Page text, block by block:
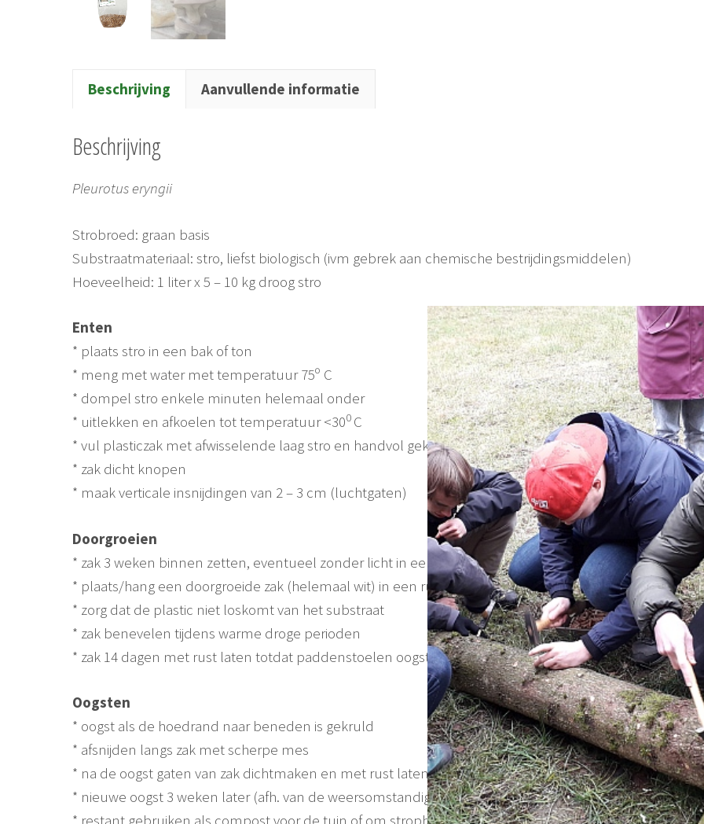
Beschrijving Aanvullende informatie
Beschrijving
Pleurotus eryngii
Strobroed: graan basis
Substraatmateriaal: stro, liefst biologisch (ivm gebrek aan chemische bestrijdingsmiddelen)
Hoeveelheid: 1 liter x 5 – 10 kg droog stro
Enten
* plaats stro in een bak of ton
* meng met water met temperatuur 75º C
* dompel stro enkele minuten helemaal onder
* uitlekken en afkoelen tot temperatuur <300 C
* vul plasticzak met afwisselende laag stro en handvol gekruimeld strobroed
* zak dicht knopen
* maak verticale insnijdingen van 2 – 3 cm (luchtgaten)
Doorgroeien
* zak 3 weken binnen zetten, eventueel zonder licht in een warme ruimte 18-220C
* plaats/hang een doorgroeide zak (helemaal wit) in een ruimte met daglicht 8-150C.
* zorg dat de plastic niet loskomt van het substraat
* zak benevelen tijdens warme droge perioden
* zak 14 dagen met rust laten totdat paddenstoelen oogstrijp zijn
Oogsten
* oogst als de hoedrand naar beneden is gekruld
* afsnijden langs zak met scherpe mes
* na de oogst gaten van zak dichtmaken en met rust laten
* nieuwe oogst 3 weken later (afh. van de weersomstandigheden)